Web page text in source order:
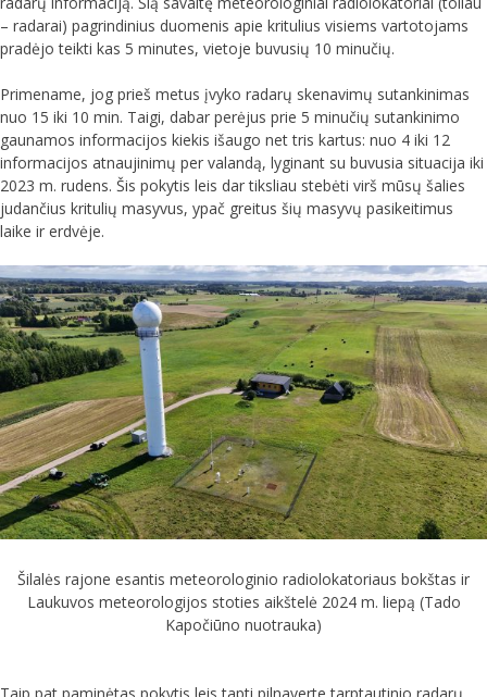
– radarai) pagrindinius duomenis apie kritulius visiems vartotojams
pradėjo teikti kas 5 minutes, vietoje buvusių 10 minučių.
Primename, jog prieš metus įvyko radarų skenavimų sutankinimas
nuo 15 iki 10 min. Taigi, dabar perėjus prie 5 minučių sutankinimo
gaunamos informacijos kiekis išaugo net tris kartus: nuo 4 iki 12
informacijos atnaujinimų per valandą, lyginant su buvusia situacija iki
2023 m. rudens. Šis pokytis leis dar tiksliau stebėti virš mūsų šalies
judančius kritulių masyvus, ypač greitus šių masyvų pasikeitimus
laike ir erdvėje.
Šilalės rajone esantis meteorologinio radiolokatoriaus bokštas ir
Laukuvos meteorologijos stoties aikštelė 2024 m. liepą (Tado
Kapočiūno nuotrauka)